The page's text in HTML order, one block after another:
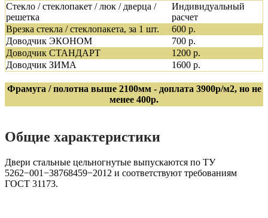
Стекло / стеклопакет / люк / дверца /
решетка
Индивидуальный
расчет
Врезка стекла / стеклопакета, за 1 шт.
600 р.
Доводчик ЭКОНОМ
700 р.
Доводчик СТАНДАРТ
1200 р.
Доводчик ЗИМА
1600 р.
Фрамуга / полотна выше 2100мм - доплата 3900р/м2, но не
менее 400р.
Общие характеристики
Двери стальные цельногнутые выпускаются по ТУ
5262−001−38768459−2012 и соответствуют требованиям
ГОСТ 31173.